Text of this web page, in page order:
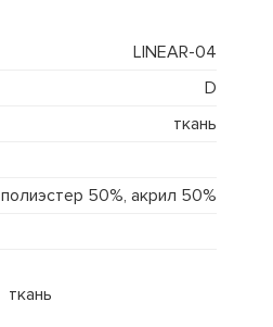
LINEAR-04
D
ткань
полиэстер 50%, акрил 50%
ткань